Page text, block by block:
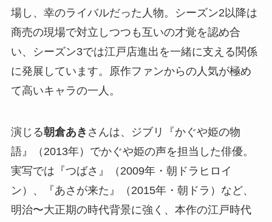
場し、幸のライバルだった人物。シーズン2以降は
商売の現場で対立しつつも互いの才覚を認め合
い、シーズン3では江戸店進出を一緒に支える関係
に発展しています。原作ファンからの人気が極め
て高いキャラの一人。
演じる朝倉あき さんは、ジブリ『かぐや姫の物
語』（2013年）でかぐや姫の声を担当した俳優。
実写では『つばさ』（2009年・朝ドラヒロイ
ン）、『あさが来た』（2015年・朝ドラ）など、
明治〜大正期の時代背景に強く、本作の江戸時代